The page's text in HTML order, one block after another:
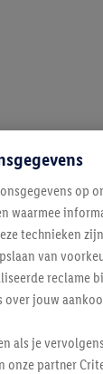
op
waarmee
technieken
van
reclame
jouw
als je
partner